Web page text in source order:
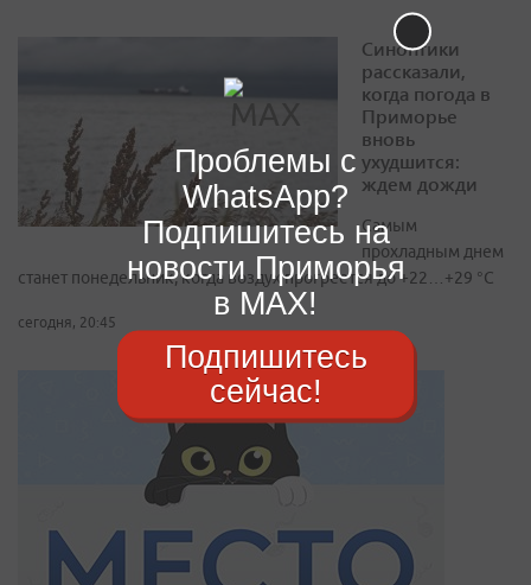
Синоптики
рассказали,
когда погода в
Приморье
вновь
ухудшится:
ждем дожди
Самым
прохладным днем
станет понедельник, когда воздух прогреется до +22…+29 °С
сегодня, 20:45
Проблемы с
WhatsApp?
Подпишитесь на
новости Приморья
в MAX!
Подпишитесь
сейчас!